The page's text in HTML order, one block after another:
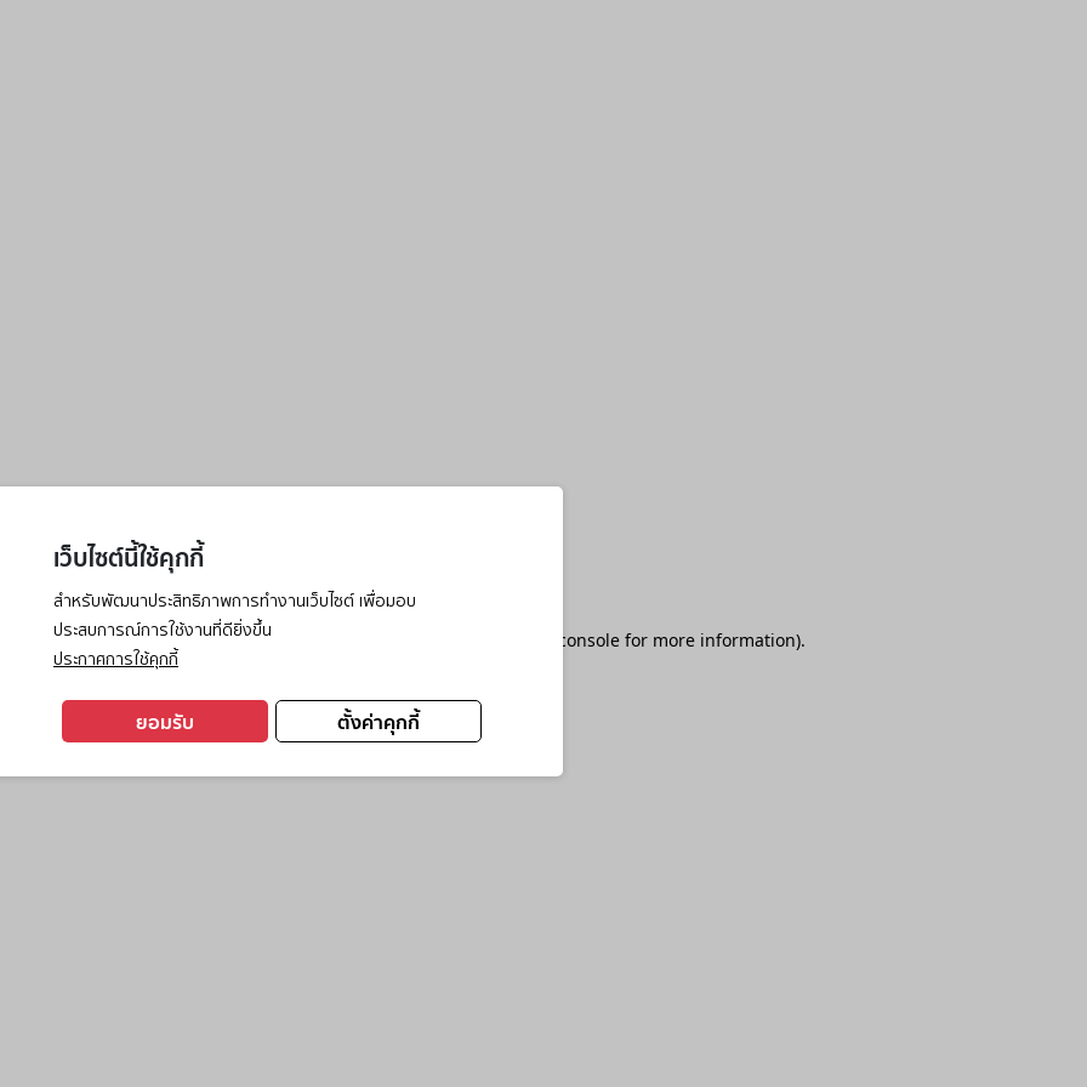
เว็บไซต์นี้ใช้คุกกี้
สำหรับพัฒนาประสิทธิภาพการทำงานเว็บไซต์ เพื่อมอบ
ประสบการณ์การใช้งานที่ดียิ่งขึ้น
ประกาศการใช้คุกกี้
ตั้งค่าคุกกี้
ยอมรับ
has occurred while loading browser console for more information).